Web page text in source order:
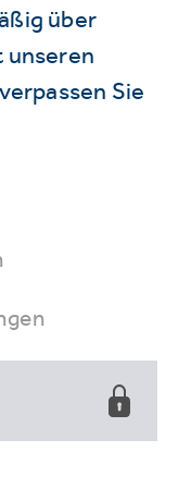
über
unseren
Sie